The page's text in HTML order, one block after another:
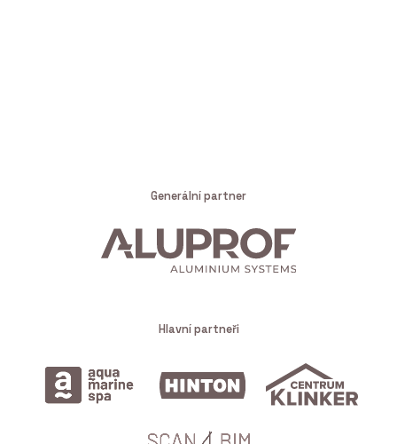
Generální partner
Hlavní partneři